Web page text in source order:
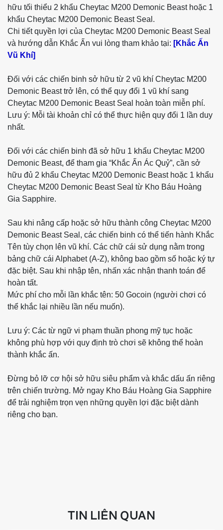
hữu tối thiểu 2 khẩu Cheytac M200 Demonic Beast hoặc 1
khẩu Cheytac M200 Demonic Beast Seal.
Chi tiết quyền lợi của Cheytac M200 Demonic Beast Seal
và hướng dẫn Khắc Ấn vui lòng tham khảo tại: [Khắc Ấn
Vũ Khí]
Đối với các chiến binh sở hữu từ 2 vũ khí Cheytac M200
Demonic Beast trở lên, có thể quy đổi 1 vũ khí sang
Cheytac M200 Demonic Beast Seal hoàn toàn miễn phí.
Lưu ý: Mỗi tài khoản chỉ có thể thực hiện quy đổi 1 lần duy
nhất.
Đối với các chiến binh đã sở hữu 1 khẩu Cheytac M200
Demonic Beast, để tham gia “Khắc Ấn Ác Quỷ”, cần sở
hữu đủ 2 khẩu Cheytac M200 Demonic Beast hoặc 1 khẩu
Cheytac M200 Demonic Beast Seal từ Kho Báu Hoàng
Gia Sapphire.
Sau khi nâng cấp hoặc sở hữu thành công Cheytac M200
Demonic Beast Seal, các chiến binh có thể tiến hành Khắc
Tên tùy chọn lên vũ khí. Các chữ cái sử dụng nằm trong
bảng chữ cái Alphabet (A-Z), không bao gồm số hoặc ký tự
đặc biệt. Sau khi nhập tên, nhấn xác nhận thanh toán để
hoàn tất.
Mức phí cho mỗi lần khắc tên: 50 Gocoin (người chơi có
thể khắc lại nhiều lần nếu muốn).
Lưu ý: Các từ ngữ vi phạm thuần phong mỹ tục hoặc
không phù hợp với quy định trò chơi sẽ không thể hoàn
thành khắc ấn.
Đừng bỏ lỡ cơ hội sở hữu siêu phẩm và khắc dấu ấn riêng
trên chiến trường. Mở ngay Kho Báu Hoàng Gia Sapphire
để trải nghiệm trọn vẹn những quyền lợi đặc biệt dành
riêng cho bạn.
TIN LIÊN QUAN